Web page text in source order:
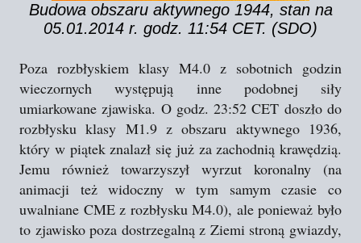
Budowa obszaru aktywnego 1944, stan na
05.01.2014 r. godz. 11:54 CET. (SDO)
Poza rozbłyskiem klasy M4.0 z sobotnich godzin
wieczornych występują inne podobnej siły
umiarkowane zjawiska. O godz. 23:52 CET doszło do
rozbłysku klasy M1.9 z obszaru aktywnego 1936,
który w piątek znalazł się już za zachodnią krawędzią.
Jemu również towarzyszył wyrzut koronalny (na
animacji też widoczny w tym samym czasie co
uwalniane CME z rozbłysku M4.0), ale ponieważ było
to zjawisko poza dostrzegalną z Ziemi stroną gwiazdy,